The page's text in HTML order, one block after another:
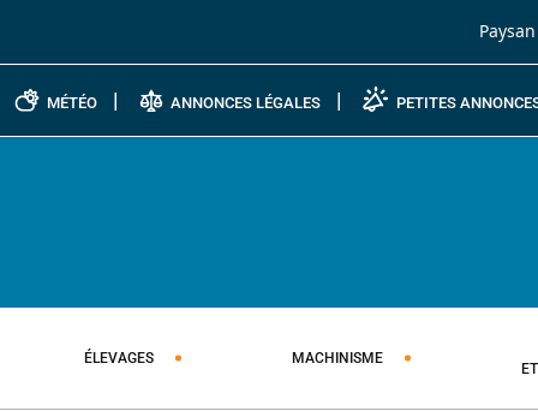
MÉTÉO ANNONCES LÉGALES PETITES
ÉLEVAGES MACHINISME